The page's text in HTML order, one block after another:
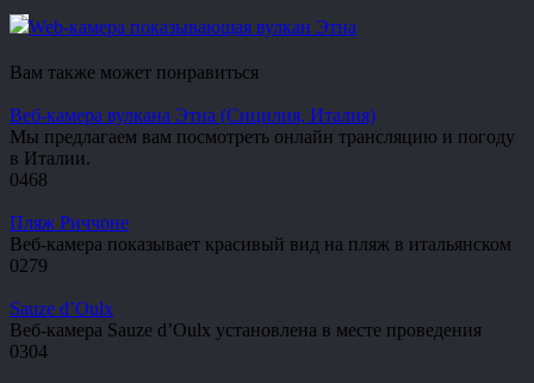
Web-камера показывающая вулкан Этна
Вам также может понравиться
Веб-камера вулкана Этна (Сицилия, Италия)
Мы предлагаем вам посмотреть онлайн трансляцию и погоду
в Италии.
0468
Пляж Риччоне
Веб-камера показывает красивый вид на пляж в итальянском
0279
Sauze d’Oulx
Веб-камера Sauze d’Oulx установлена в месте проведения
0304